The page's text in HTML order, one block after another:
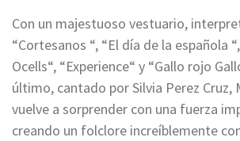
Con un majestuoso vestuario,
“Cortesanos “, “El día de la española
Ocells“, “Experience“ y “Gallo rojo
último, cantado por Silvia Perez Cruz,
vuelve a sorprender con una fuerza
creando un folclore increíblemente